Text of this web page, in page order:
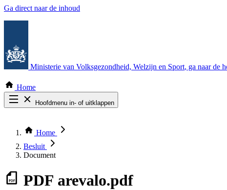
Ga direct naar de inhoud
Ministerie van Volksgezondheid, Welzijn en Sport, ga naar de
Home
Hoofdmenu in- of uitklappen
Thema COVID-19
Bekijk per bestuursorgaan
Home
Besluit
Document
PDF arevalo.pdf